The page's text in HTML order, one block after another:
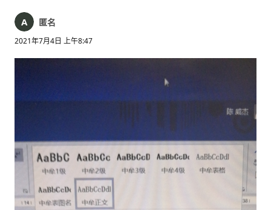
匿名
2021年7月4日 上午8:47